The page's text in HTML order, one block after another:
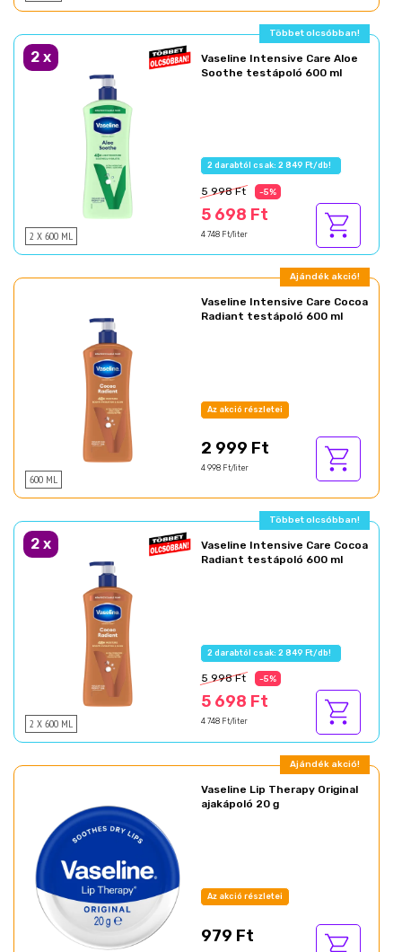
Többet olcsóbban!
2 x
2 X 600 ML
Vaseline Intensive Care Aloe
Soothe testápoló 600 ml
2 darabtól csak: 2 849 Ft/db!
5 998 Ft -5%
5 698 Ft
4 748 Ft/liter
Ajándék akció!
600 ML
Vaseline Intensive Care Cocoa
Radiant testápoló 600 ml
Az akció részletei
2 999 Ft
4 998 Ft/liter
Többet olcsóbban!
2 x
2 X 600 ML
Vaseline Intensive Care Cocoa
Radiant testápoló 600 ml
2 darabtól csak: 2 849 Ft/db!
5 998 Ft -5%
5 698 Ft
4 748 Ft/liter
Ajándék akció!
Vaseline Lip Therapy Original
ajakápoló 20 g
Az akció részletei
979 Ft